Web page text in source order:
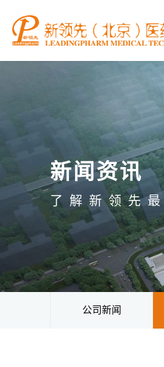
新闻资讯
了解新领先
公司新闻